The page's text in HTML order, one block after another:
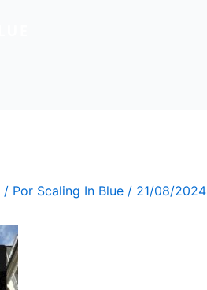
/ Por Scaling In Blue / 21/08/2024